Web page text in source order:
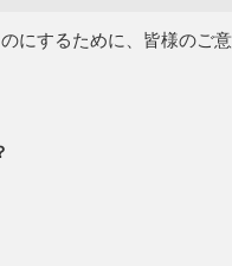
にするために、皆様のご